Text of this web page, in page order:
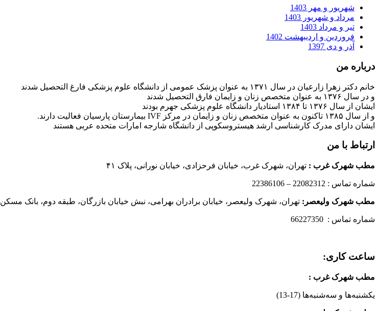
شهریور و مهر 1403
مرداد و شهریور 1403
تیر و مرداد 1403
فروردین و اردیبهشت 1402
آذر و دی 1397
درباره من
خانم دکتر زهرا زارعیان در سال ۱۳۷۱ به عنوان پزشک عمومی از دانشگاه علوم پزشکی فارغ التحصیل شدند
و در سال ۱۳۷۶ به عنوان متخصص زنان و زایمان فارق التحصیل شدند
ایشان از سال ۱۳۷۶ تا ۱۳۸۴ استادیار دانشگاه علوم پزشکی جهرم بودند
و از سال ۱۳۸۵ تاکنون به عنوان متخصص زنان و زایمان در مرکز IVF بیمارستان پارسیان فعالیت دارند.
ایشان دارای مدرک کارشناسی ارشد هیستروسکوپی از دانشگاه شارجه امارات متحده عربی هستند
ارتباط با من
مطب شهرک غرب : تهران، شهرک غرب، خیابان فرحزادی، خیابان نورانی، پلاک ۴۱
شماره تماس : 22082312 – 22386106
مطب شهرک ولیعصر: تهران، شهرک ولیعصر، خیابان برادران بهرامی، نبش خیابان بازرگان، طبقه دوم، بانک مسکن
شماره تماس : 66227350
ساعت کاری:
مطب شهرک غرب :
یکشنبه‌ها و سه‌شنبه‌ها (17-13)